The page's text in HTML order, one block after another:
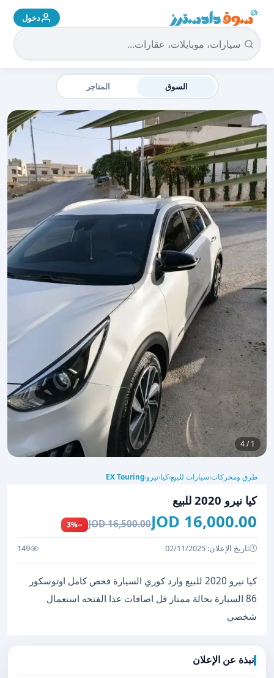
سوق دادسترز الرئيسية دخول
السوق المتاجر
1 / 4
طرق ومحركات›سيارات للبيع›كيا›نيرو›
EX Touring
كيا نيرو 2020 للبيع
16,000.00 JOD
16,500.00 JOD
−3%
تاريخ الإعلان: 02/11/2025 149
كيا نيرو 2020 للبيع وارد كوري السيارة فحص كامل اوتوسكور
86 السيارة بحالة ممتاز فل اضافات عدا الفتحه استعمال
شخصي
نبذة عن الإعلان